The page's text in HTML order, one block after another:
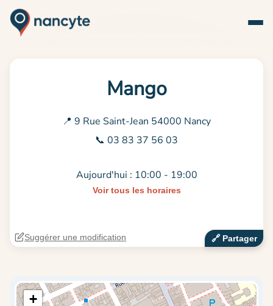
Mango
📍 9 Rue Saint-Jean 54000 Nancy
📞 03 83 37 56 03
Aujourd'hui : 10:00 - 19:00
Voir tous les horaires
🔗‍️ Partager
Suggérer une modification
+